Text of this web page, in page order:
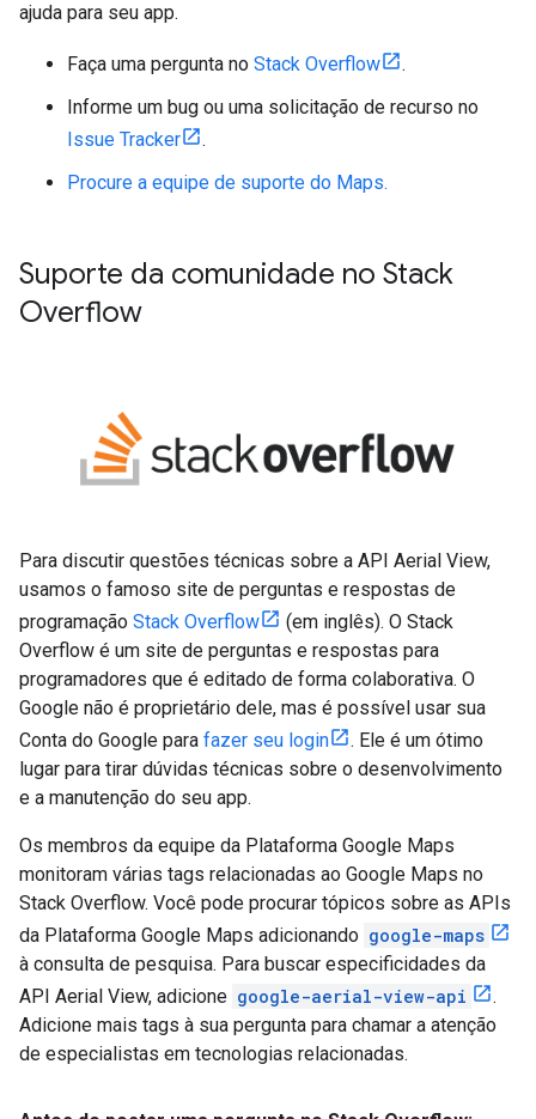
ajuda para seu app.
Faça uma pergunta no Stack Overflow
.
Informe um bug ou uma solicitação de recurso no
Issue Tracker
.
Procure a equipe de suporte do Maps.
Suporte da comunidade no Stack
Overflow
Para discutir questões técnicas sobre a API Aerial View,
usamos o famoso site de perguntas e respostas de
programação Stack Overflow
(em inglês). O Stack
Overflow é um site de perguntas e respostas para
programadores que é editado de forma colaborativa. O
Google não é proprietário dele, mas é possível usar sua
Conta do Google para fazer seu login
. Ele é um ótimo
lugar para tirar dúvidas técnicas sobre o desenvolvimento
e a manutenção do seu app.
Os membros da equipe da Plataforma Google Maps
monitoram várias tags relacionadas ao Google Maps no
Stack Overflow. Você pode procurar tópicos sobre as APIs
da Plataforma Google Maps adicionando google-maps
à consulta de pesquisa. Para buscar especificidades da
API Aerial View, adicione google-aerial-view-api
.
Adicione mais tags à sua pergunta para chamar a atenção
de especialistas em tecnologias relacionadas.